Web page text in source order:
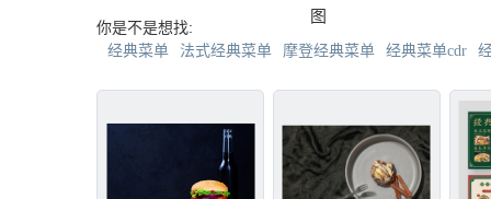
图
你是不是想找:
经典菜单 法式经典菜单 摩登经典菜单 经典菜单cdr